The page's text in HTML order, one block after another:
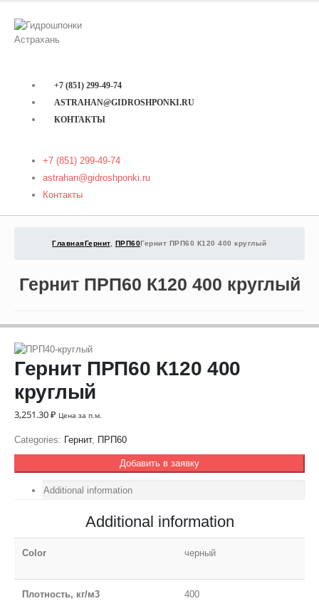
+7 (851) 299-49-74
ASTRAHAN@GIDROSHPONKI.RU
КОНТАКТЫ
+7 (851) 299-49-74
astrahan@gidroshponki.ru
Контакты
ГлавнаяГернит, ПРП60Гернит ПРП60 К120 400 круглый
Гернит ПРП60 К120 400 круглый
Гернит ПРП60 К120 400
круглый
3,251.30₽ Цена за п.м.
Categories: Гернит, ПРП60
Добавить в заявку
Additional information
Additional information
Color черный
Плотность, кг/м3 400